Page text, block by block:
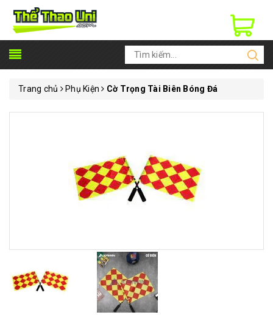
Trang chủ Phụ Kiện Cờ Trọng Tài Biên Bóng Đá